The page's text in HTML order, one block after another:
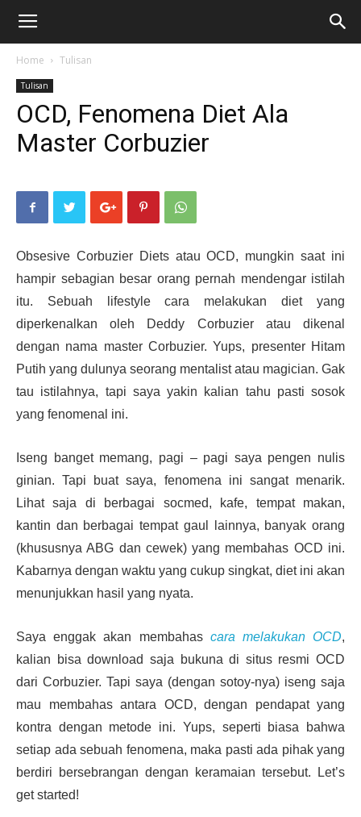
Home Tulisan
Tulisan
OCD, Fenomena Diet Ala
Master Corbuzier
Obsesive Corbuzier Diets atau OCD, mungkin saat ini
hampir sebagian besar orang pernah mendengar istilah
itu. Sebuah lifestyle cara melakukan diet yang
diperkenalkan oleh Deddy Corbuzier atau dikenal
dengan nama master Corbuzier. Yups, presenter Hitam
Putih yang dulunya seorang mentalist atau magician. Gak
tau istilahnya, tapi saya yakin kalian tahu pasti sosok
yang fenomenal ini.
Iseng banget memang, pagi – pagi saya pengen nulis
ginian. Tapi buat saya, fenomena ini sangat menarik.
Lihat saja di berbagai socmed, kafe, tempat makan,
kantin dan berbagai tempat gaul lainnya, banyak orang
(khususnya ABG dan cewek) yang membahas OCD ini.
Kabarnya dengan waktu yang cukup singkat, diet ini akan
menunjukkan hasil yang nyata.
Saya enggak akan membahas cara melakukan OCD,
kalian bisa download saja bukuna di situs resmi OCD
dari Corbuzier. Tapi saya (dengan sotoy-nya) iseng saja
mau membahas antara OCD, dengan pendapat yang
kontra dengan metode ini. Yups, seperti biasa bahwa
setiap ada sebuah fenomena, maka pasti ada pihak yang
berdiri bersebrangan dengan keramaian tersebut. Let’s
get started!